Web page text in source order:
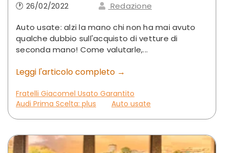
🕐 26/02/2022
Redazione
Auto usate: alzi la mano chi non ha mai avuto
qualche dubbio sull'acquisto di vetture di
seconda mano! Come valutarle,...
Leggi l'articolo completo →
Fratelli Giacomel Usato Garantito
Audi Prima Scelta: plus
Auto usate